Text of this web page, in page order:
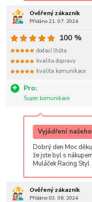
Ověřený zákazník
Přidáno 21. 07. 2024
Pro:
Super komunikace
100 %
dodací lhůta
kvalita dopravy
kvalita komunikace
Vyjádření
Dobrý den Moc
že jste byl s
Muláček Racing Styl
Ověřený zákazník
Přidáno 03. 06. 2024